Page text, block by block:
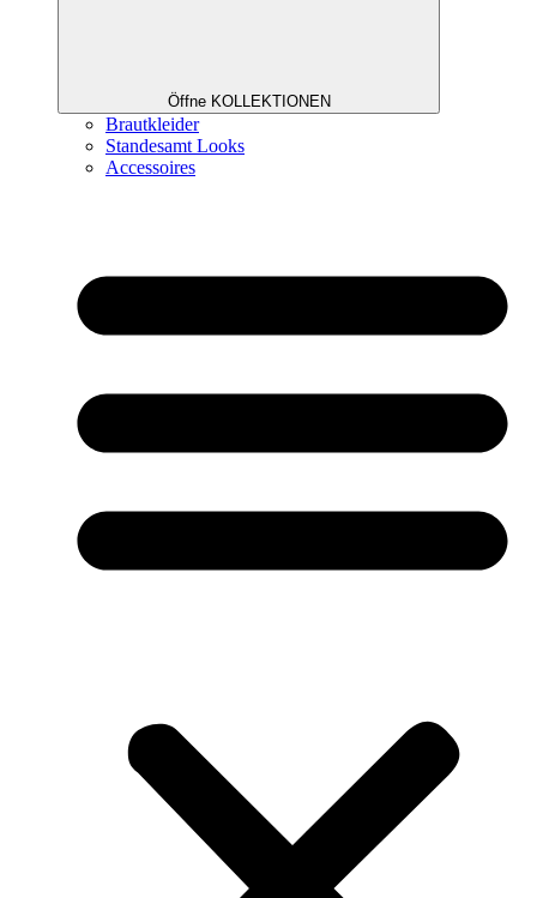
Öffne KOLLEKTIONEN
Brautkleider
Standesamt Looks
Accessoires